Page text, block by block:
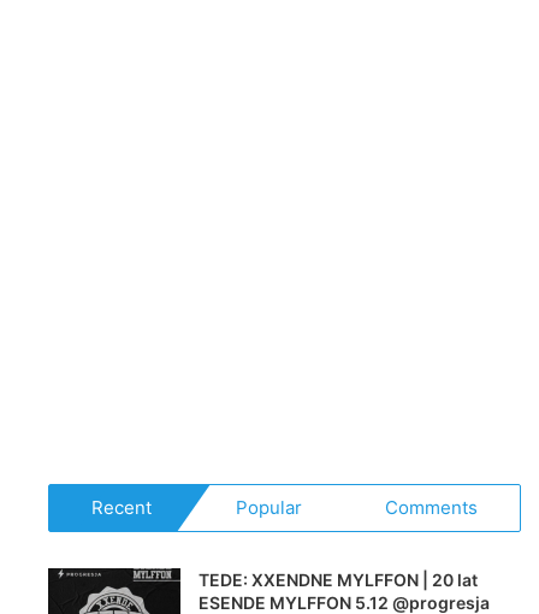
Recent Popular Comments
TEDE: XXENDNE MYLFFON | 20 lat
ESENDE MYLFFON 5.12 @progresja